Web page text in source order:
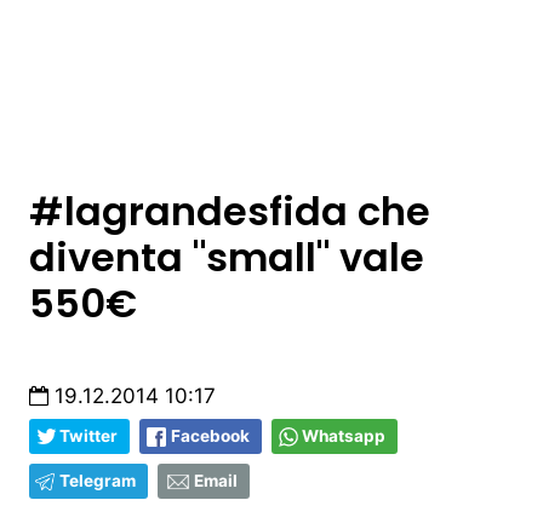
#lagrandesfida che
diventa "small" vale
550€
19.12.2014 10:17
Twitter Facebook Whatsapp
Telegram Email